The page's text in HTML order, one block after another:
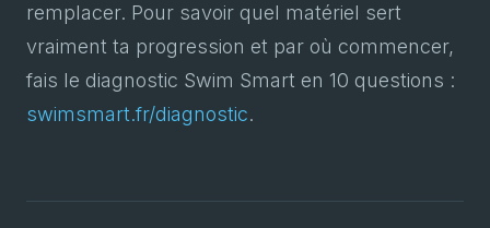
remplacer. Pour savoir quel matériel sert
vraiment ta progression et par où commencer,
fais le diagnostic Swim Smart en 10 questions :
swimsmart.fr/diagnostic.